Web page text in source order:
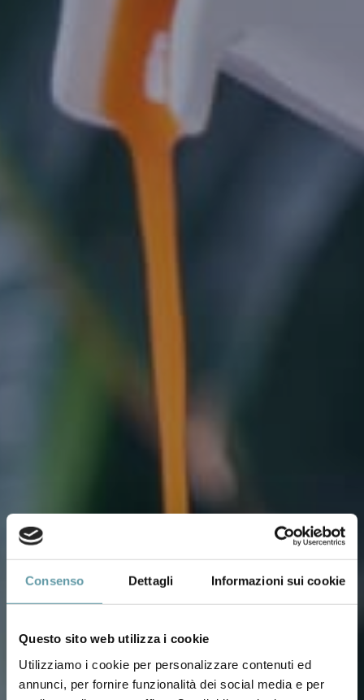
Consenso Dettagli Informazioni sui cookie
Questo sito web utilizza i cookie
Utilizziamo i cookie per personalizzare contenuti ed
annunci, per fornire funzionalità dei social media e per